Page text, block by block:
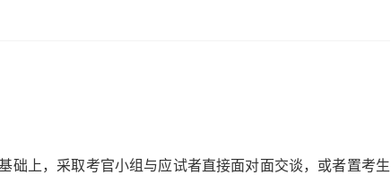
础上，采取考官小组与应试者直接面对面交谈，或者置考生